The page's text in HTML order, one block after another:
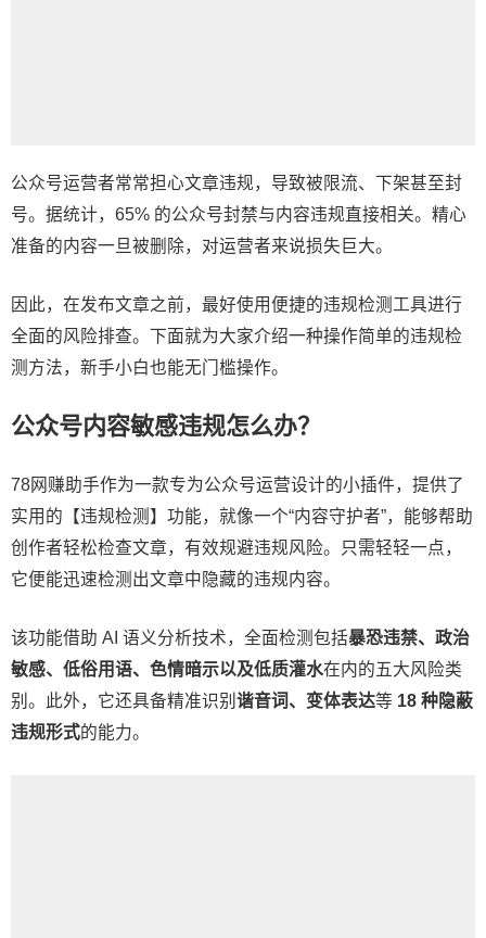
公众号运营者常常担心文章违规，导致被限流、下架甚至封
号。据统计，65% 的公众号封禁与内容违规直接相关。精心
准备的内容一旦被删除，对运营者来说损失巨大。
因此，在发布文章之前，最好使用便捷的违规检测工具进行
全面的风险排查。下面就为大家介绍一种操作简单的违规检
测方法，新手小白也能无门槛操作。
公众号内容敏感违规怎么办？
78网赚助手作为一款专为公众号运营设计的小插件，提供了
实用的【违规检测】功能，就像一个“内容守护者”，能够帮助
创作者轻松检查文章，有效规避违规风险。只需轻轻一点，
它便能迅速检测出文章中隐藏的违规内容。
该功能借助 AI 语义分析技术，全面检测包括暴恐违禁、政治
敏感、低俗用语、色情暗示以及低质灌水在内的五大风险类
别。此外，它还具备精准识别 谐音词、变体表达等 18 种隐蔽
违规形式的能力。